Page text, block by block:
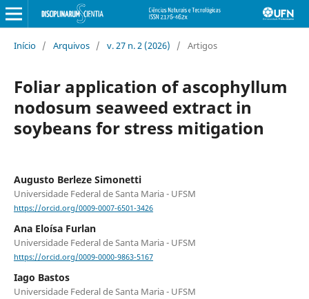
Início / Arquivos / v. 27 n. 2 (2026) / Artigos
Foliar application of ascophyllum
nodosum seaweed extract in
soybeans for stress mitigation
Augusto Berleze Simonetti
Universidade Federal de Santa Maria - UFSM
https://orcid.org/0009-0007-6501-3426
Ana Eloísa Furlan
Universidade Federal de Santa Maria - UFSM
https://orcid.org/0009-0000-9863-5167
Iago Bastos
Universidade Federal de Santa Maria - UFSM